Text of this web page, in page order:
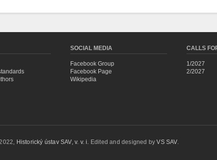
SOCIAL MEDIA
Facebook Group
Facebook Page
Wikipedia
CALLS
1/2027
2/2027
Historický ústav SAV, v. v. i. Edited and designed byVS SAV.